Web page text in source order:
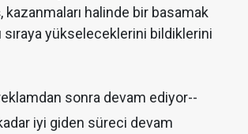
kazanmaları halinde bir basamak
yükseleceklerini bildiklerini
sonra devam ediyor--
iyi giden süreci devam